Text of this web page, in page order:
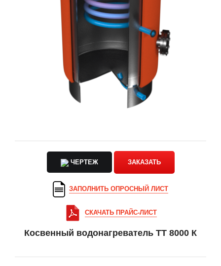
ЧЕРТЕЖ ЗАКАЗАТЬ
ЗАПОЛНИТЬ ОПРОСНЫЙ ЛИСТ
СКАЧАТЬ ПРАЙС-ЛИСТ
Косвенный водонагреватель ТТ 8000 К